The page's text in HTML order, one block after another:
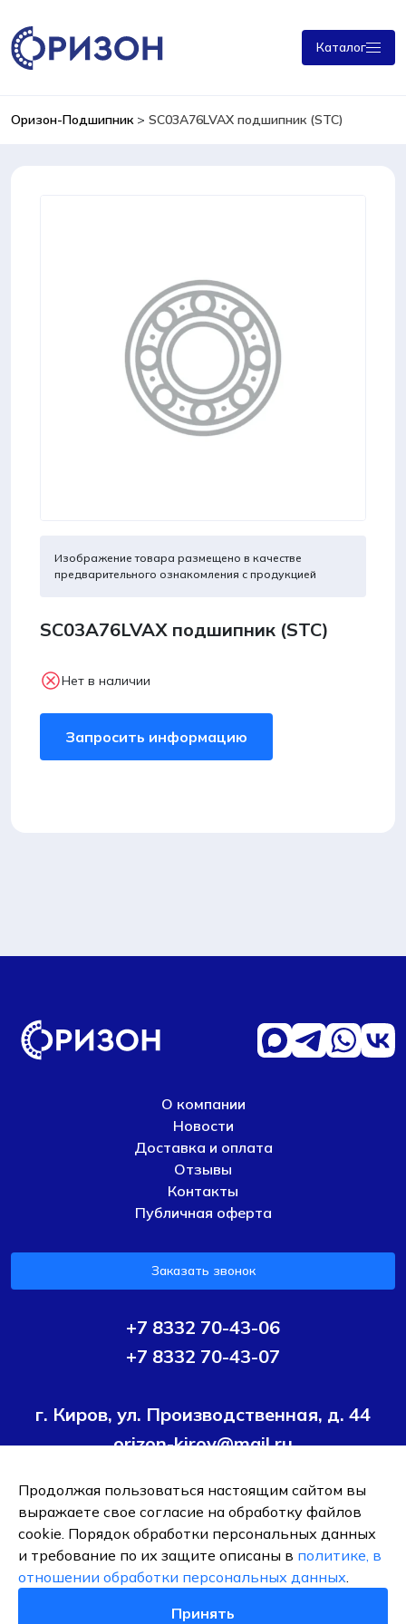
Каталог
Оризон-Подшипник> SC03A76LVAX подшипник (STC)
Изображение товара размещено в качестве
предварительного ознакомления с продукцией
SC03A76LVAX подшипник (STC)
Нет в наличии
Запросить информацию
О компании
Новости
Доставка и оплата
Отзывы
Контакты
Публичная оферта
Заказать звонок
+7 8332 70-43-06
+7 8332 70-43-07
г. Киров, ул. Производственная, д. 44
orizon-kirov@mail.ru
Условия политики конфиденциальности
Согласие на
обработку персональных данных
ОБЩЕСТВО С ОГРАНИЧЕННОЙ ОТВЕТСТВЕННОСТЬЮ ТК
"ОРИЗОН-ПОДШИПНИК"
ИНН 4345495376
Продолжая пользоваться настоящим сайтом вы
выражаете свое согласие на обработку файлов
cookie. Порядок обработки персональных данных
и требование по их защите описаны в политике, в
отношении обработки персональных данных.
Принять